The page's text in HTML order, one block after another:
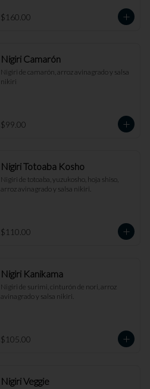
$160.00
Nigiri Camarón
Nigiri de camarón, arroz avinagrado y salsa
nikiri
$99.00
Nigiri Totoaba Kosho
Nigiri de totoaba, yuzukosho, hoja shiso,
arroz avinagrado y salsa nikiri.
$110.00
Nigiri Kanikama
Nigiri de surimi, cinturón de nori, arroz
avinagrado y salsa nikiri.
$105.00
Nigiri Veggie